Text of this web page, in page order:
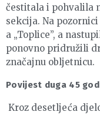
čestitala i pohvalila
sekcija. Na
a „Toplice”, a
ponovno pridružili
značajnu obljetnicu.
Povijest duga 45
Kroz desetljeća